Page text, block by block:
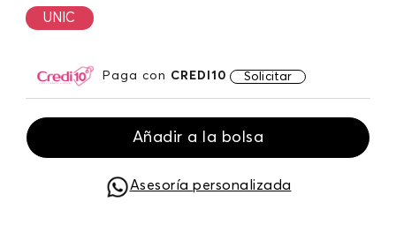
UNIC
Paga con CREDI10 Solicitar
Añadir a la bolsa
Asesoría personalizada